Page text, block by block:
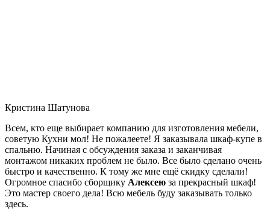
Кристина Шатунова
Всем, кто еще выбирает компанию для изготовления мебели,
советую Кухни мол! Не пожалеете! Я заказывала шкаф-купе в
спальню. Начиная с обсуждения заказа и заканчивая
монтажом никаких проблем не было. Все было сделано очень
быстро и качественно. К тому же мне ещё скидку сделали!
Огромное спасибо сборщику Алексею за прекрасный шкаф!
Это мастер своего дела! Всю мебель буду заказывать только
здесь.